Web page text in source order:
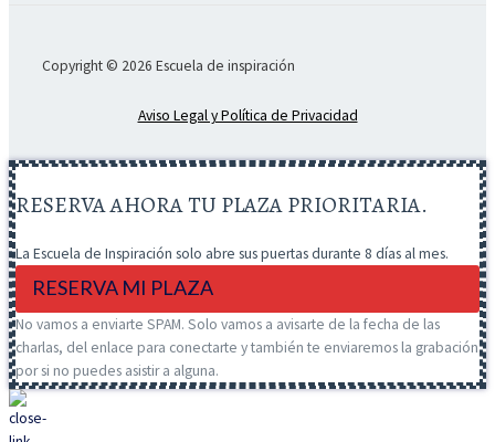
Copyright © 2026 Escuela de inspiración
Aviso Legal y Política de Privacidad
RESERVA AHORA TU PLAZA PRIORITARIA.
La Escuela de Inspiración solo abre sus puertas durante 8 días al mes.
RESERVA MI PLAZA
No vamos a enviarte SPAM. Solo vamos a avisarte de la fecha de las
charlas, del enlace para conectarte y también te enviaremos la grabación
por si no puedes asistir a alguna.